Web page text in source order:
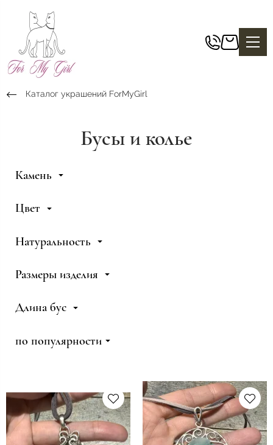
Каталог украшений ForMyGirl
Бусы и колье
Камень
Цвет
Натуральность
Размеры изделия
Длина бус
по популярности